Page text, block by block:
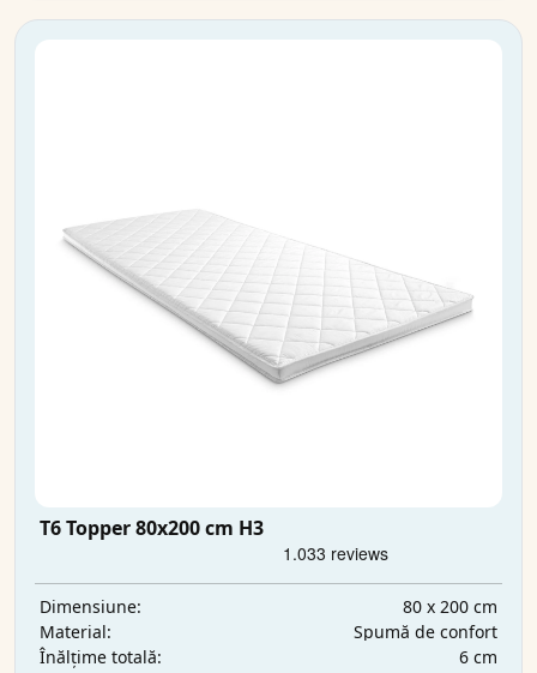
T6 Topper 80x200 cm H3
Dimensiune:
80 x 200 cm
Material:
Spumă de confort
Înălțime totală:
6 cm